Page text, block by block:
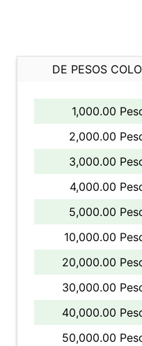
DE PESOS
1,000.00
2,000.00
3,000.00
4,000.00
5,000.00
10,000.00
20,000.00
30,000.00
40,000.00
50,000.00